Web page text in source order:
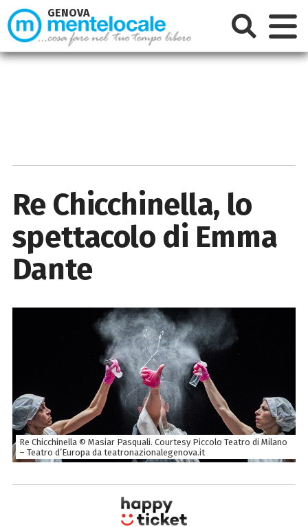
Re Chicchinella, lo
spettacolo di Emma
Dante
Re Chicchinella © Masiar Pasquali. Courtesy Piccolo Teatro di Milano
– Teatro d’Europa da teatronazionalegenova.it
GENOVA